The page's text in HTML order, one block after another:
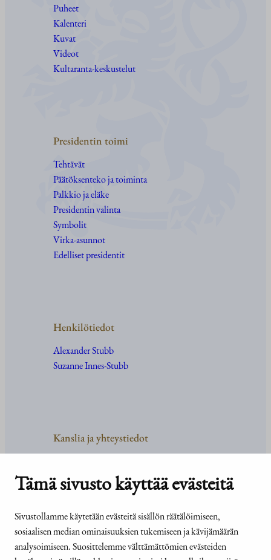
Tämä sivusto käyttää evästeitä
Sivustollamme käytetään evästeitä sisällön räätälöimiseen,
sosiaalisen median ominaisuuksien tukemiseen ja kävijämäärän
analysoimiseen. Suosittelemme välttämättömien evästeiden
Puheet
Kalenteri
Kuvat
Videot
Kultaranta-keskustelut
Presidentin toimi
Tehtävät
Päätöksenteko ja toiminta
Palkkio ja eläke
Presidentin valinta
Symbolit
Virka-asunnot
Edelliset presidentit
Henkilötiedot
Alexander Stubb
Suzanne Innes-Stubb
Kanslia ja yhteystiedot
Tehtävät ja organisaatio
Medialle